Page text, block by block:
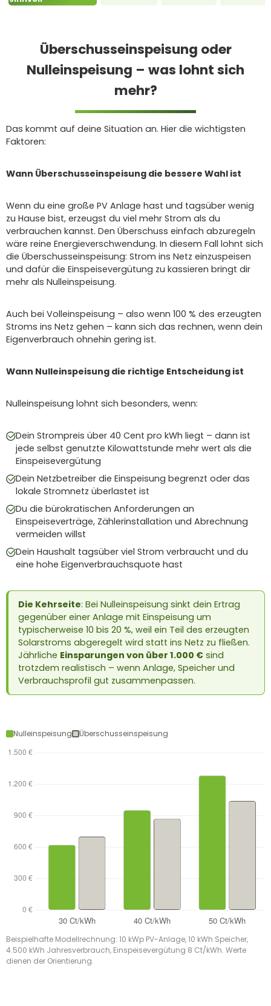
Überschusseinspeisung oder
Nulleinspeisung – was lohnt sich
mehr?
Das kommt auf deine Situation an. Hier die wichtigsten
Faktoren:
Wann Überschusseinspeisung die bessere Wahl ist
Wenn du eine große PV Anlage hast und tagsüber wenig
zu Hause bist, erzeugst du viel mehr Strom als du
verbrauchen kannst. Den Überschuss einfach abzuregeln
wäre reine Energieverschwendung. In diesem Fall lohnt sich
die Überschusseinspeisung: Strom ins Netz einzuspeisen
und dafür die Einspeisevergütung zu kassieren bringt dir
mehr als Nulleinspeisung.
Auch bei Volleinspeisung – also wenn 100 % des erzeugten
Stroms ins Netz gehen – kann sich das rechnen, wenn dein
Eigenverbrauch ohnehin gering ist.
Wann Nulleinspeisung die richtige Entscheidung ist
Nulleinspeisung lohnt sich besonders, wenn:
Dein Strompreis über 40 Cent pro kWh liegt – dann ist
jede selbst genutzte Kilowattstunde mehr wert als die
Einspeisevergütung
Dein Netzbetreiber die Einspeisung begrenzt oder das
lokale Stromnetz überlastet ist
Du die bürokratischen Anforderungen an
Einspeiseverträge, Zählerinstallation und Abrechnung
vermeiden willst
Dein Haushalt tagsüber viel Strom verbraucht und du
eine hohe Eigenverbrauchsquote hast
Die Kehrseite: Bei Nulleinspeisung sinkt dein Ertrag
gegenüber einer Anlage mit Einspeisung um
typischerweise 10 bis 20 %, weil ein Teil des erzeugten
Solarstroms abgeregelt wird statt ins Netz zu fließen.
Jährliche Einsparungen von über 1.000 € sind
trotzdem realistisch – wenn Anlage, Speicher und
Verbrauchsprofil gut zusammenpassen.
Nulleinspeisung Überschusseinspeisung
Beispielhafte Modellrechnung: 10 kWp PV-Anlage, 10 kWh Speicher,
4.500 kWh Jahresverbrauch, Einspeisevergütung 8 Ct/kWh. Werte
dienen der Orientierung.